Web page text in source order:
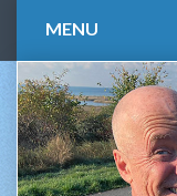
MENU